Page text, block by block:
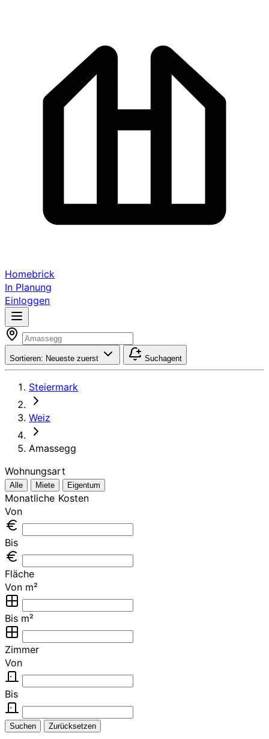
Homebrick
In Planung
Einloggen
Sortieren: Neueste zuerst Suchagent
Steiermark
Weiz
Amassegg
Wohnungsart
Alle Miete Eigentum
Monatliche Kosten
Von
Bis
Fläche
Von m²
Bis m²
Zimmer
Von
Bis
Suchen Zurücksetzen